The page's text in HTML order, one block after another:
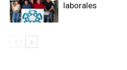
laborales